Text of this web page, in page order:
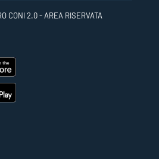
CONI 2.0 - AREA RISERVATA